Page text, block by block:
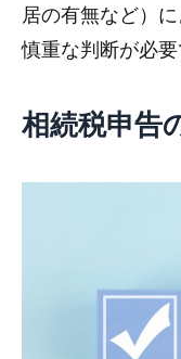
居の有無など）
慎重な判断が必要
相続税申告